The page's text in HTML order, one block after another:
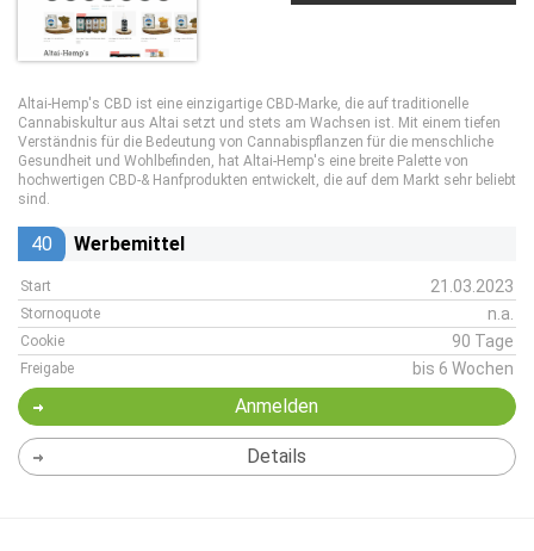
Altai-Hemp's CBD ist eine einzigartige CBD-Marke, die auf traditionelle
Cannabiskultur aus Altai setzt und stets am Wachsen ist. Mit einem tiefen
Verständnis für die Bedeutung von Cannabispflanzen für die menschliche
Gesundheit und Wohlbefinden, hat Altai-Hemp's eine breite Palette von
hochwertigen CBD-& Hanfprodukten entwickelt, die auf dem Markt sehr beliebt
sind.
40 Werbemittel
Start 21.03.2023
Stornoquote n.a.
Cookie 90 Tage
Freigabe bis 6 Wochen
Anmelden
Details